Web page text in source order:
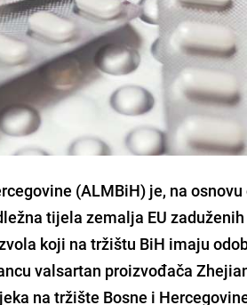
(ALMBiH) je, na osnovu
tijela zemalja EU zaduženih
koji na tržištu BiH imaju
valsartan proizvođača
na tržište Bosne i